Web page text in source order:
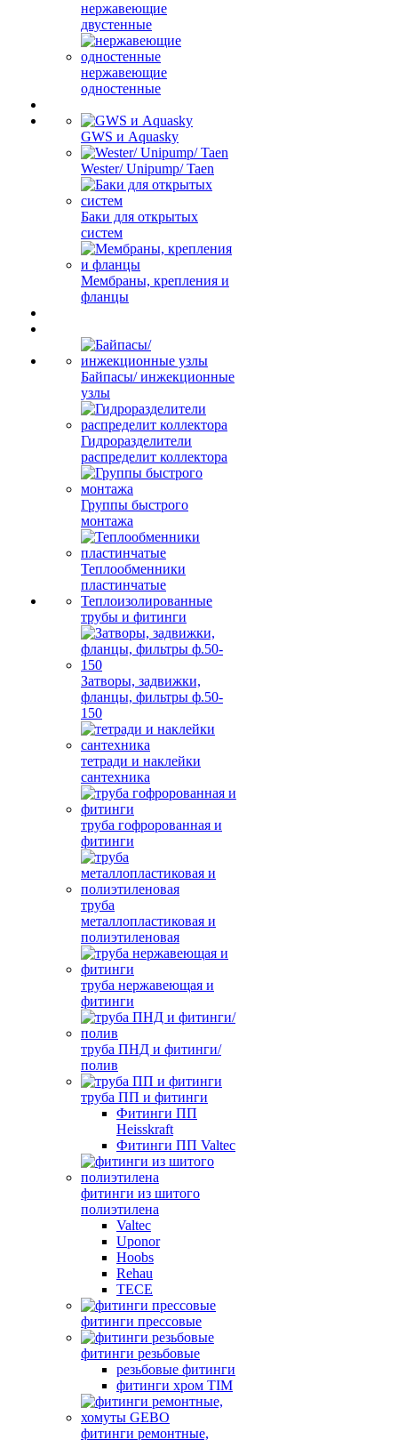
нержавеющие
двустенные
нержавеющие
одностенные
GWS и Aquasky
Wester/ Unipump/ Taen
Баки для открытых
систем
Мембраны, крепления и
фланцы
Байпасы/ инжекционные
узлы
Гидроразделители
распределит коллектора
Группы быстрого
монтажа
Теплообменники
пластинчатые
Теплоизолированные
трубы и фитинги
Затворы, задвижки,
фланцы, фильтры ф.50-
150
тетради и наклейки
сантехника
труба гофророванная и
фитинги
труба
металлопластиковая и
полиэтиленовая
труба нержавеющая и
фитинги
труба ПНД и фитинги/
полив
труба ПП и фитинги
Фитинги ПП
Heisskraft
Фитинги ПП Valtec
фитинги из шитого
полиэтилена
Valtec
Uponor
Hoobs
Rehau
TECE
фитинги прессовые
фитинги резьбовые
резьбовые фитинги
фитинги хром TIM
фитинги ремонтные,